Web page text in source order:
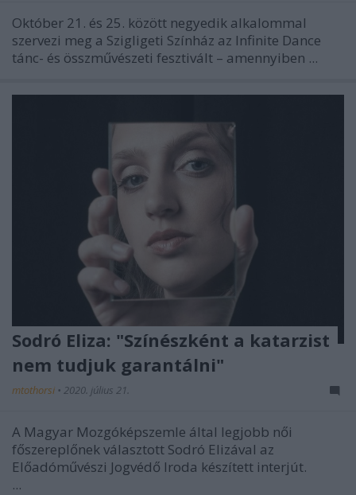
Október 21. és 25. között negyedik alkalommal
szervezi meg a Szigligeti Színház az Infinite Dance
tánc- és összművészeti fesztivált – amennyiben ...
Sodró Eliza: "Színészként a katarzist
nem tudjuk garantálni"
mtothorsi • 2020. július 21.
A Magyar Mozgóképszemle által legjobb női
főszereplőnek választott Sodró Elizával az
Előadóművészi Jogvédő Iroda készített interjút.
...